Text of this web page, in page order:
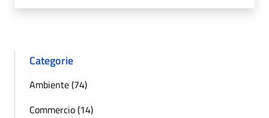
Categorie
Ambiente (74)
Commercio (14)